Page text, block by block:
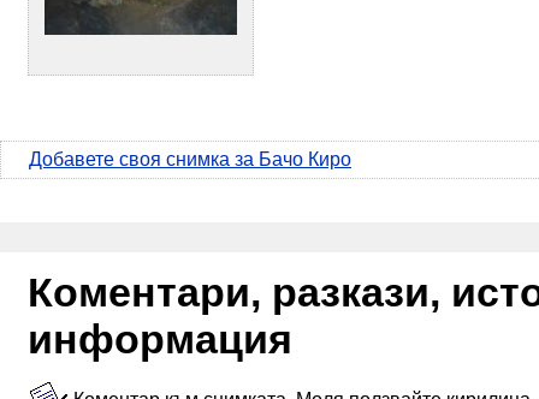
Добавете своя снимка за Бачо Киро
Коментари, разкази,
информация